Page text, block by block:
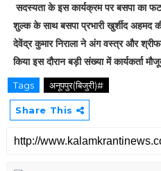
सदस्यता के इस कार्यक्रम पर बसपा का
शुल्क के साथ बसपा प्रभारी खुर्शीद अहमद
देवेंद्र कुमार निराला ने अंग वस्त्र और
किया इस दौरान बड़ी संख्या में कार्यकर्ता
Tags अनूपपुर(बिजुरी)#
Share This